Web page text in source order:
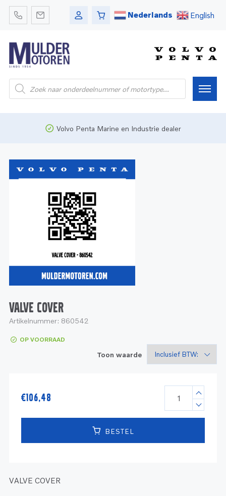
Nederlands English
Onderdelen
Bedrijfsvaart
Onderdelen
Motoren
Onderdelen
Service
Motoren
Service en onderhoud
Reman - Bedrijfsvaart
Volvo Penta Marine en Industrie dealer
VALVE COVER
Artikelnummer: 860542
OP VOORRAAD
Toon waarde
€106,48
BESTEL
VALVE COVER